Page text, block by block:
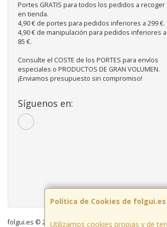
Política de Cookies de folgui.es
Utilizamos cookies propias y de
Portes GRATIS para todos los pedidos a recoger
en tienda.
4,90 € de portes para pedidos inferiores a 299 €.
4,90 € de manipulación para pedidos inferiores a
85 €.
Consulte el COSTE de los PORTES para envíos
especiales o PRODUCTOS DE GRAN VOLUMEN.
¡Enviamos presupuesto sin compromiso!
Síguenos en:
folgui.es © 2026